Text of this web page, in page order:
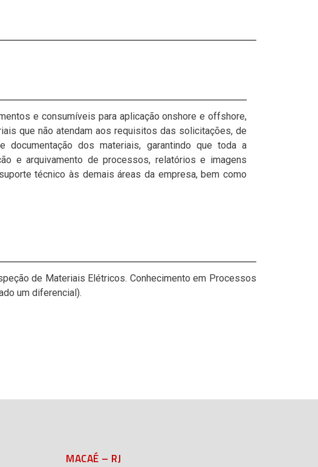
e consumíveis para aplicação onshore e offshore,
que não atendam aos requisitos das solicitações, de
dos materiais, garantindo que toda a
e arquivamento de processos, relatórios e imagens
técnico às demais áreas da empresa, bem como
de Materiais Elétricos. Conhecimento em Processos
um diferencial).
MACAÉ – RJ